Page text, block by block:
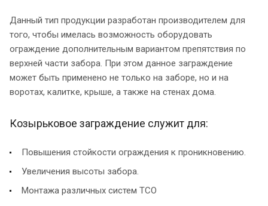
Данный тип продукции разработан производителем для
того, чтобы имелась возможность оборудовать
ограждение дополнительным вариантом препятствия по
верхней части забора. При этом данное заграждение
может быть применено не только на заборе, но и на
воротах, калитке, крыше, а также на стенах дома.
Козырьковое заграждение служит для:
Повышения стойкости ограждения к проникновению.
Увеличения высоты забора.
Монтажа различных систем ТСО